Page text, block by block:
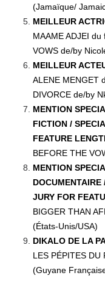
(Jamaïque/
MEILLEUR
MAAME ADJEI
VOWS de/by
MEILLEUR
ALENE MENGET
DIVORCE de/by
MENTION
FICTION /
FEATURE
BEFORE THE
MENTION
JURY FOR
BIGGER THAN
(États-Unis/USA)
DIKALO DE LA
LES PÉPITES
(Guyane